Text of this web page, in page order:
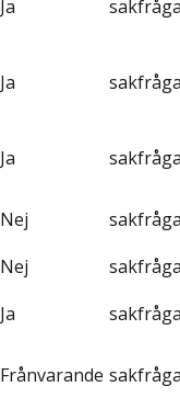
Ja
Ja
Ja
Nej
Nej
Ja
Frånvarande